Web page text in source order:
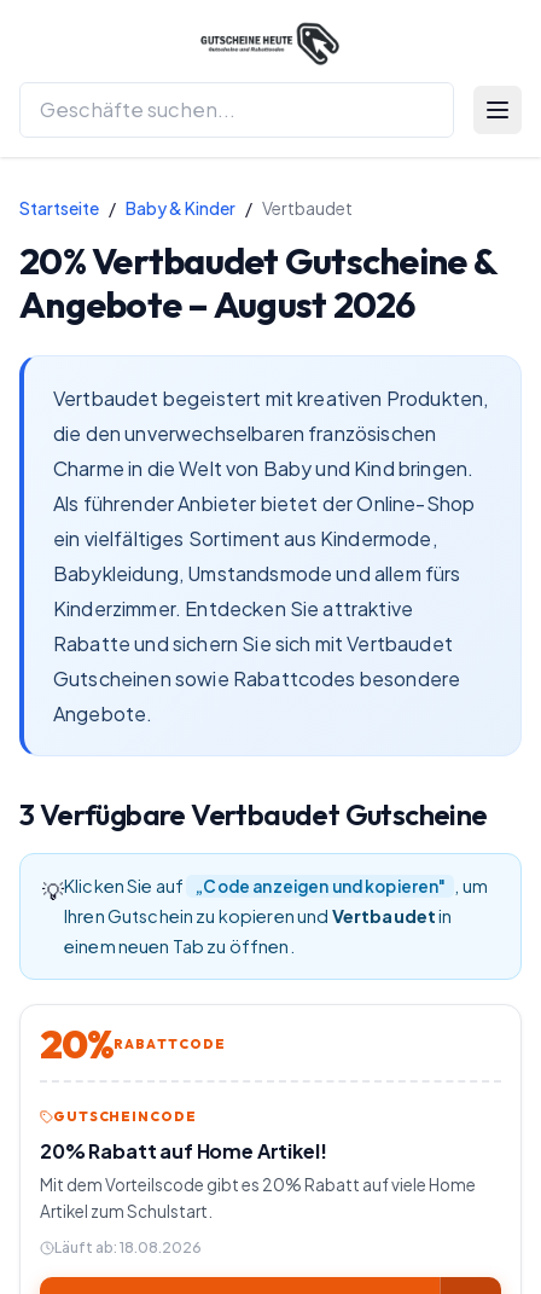
Startseite / Baby & Kinder / Vertbaudet
20%VertbaudetGutscheine &
Angebote –August 2026
Vertbaudet begeistert mit kreativen Produkten,
die den unverwechselbaren französischen
Charme in die Welt von Baby und Kind bringen.
Als führender Anbieter bietet der Online-Shop
ein vielfältiges Sortiment aus Kindermode,
Babykleidung, Umstandsmode und allem fürs
Kinderzimmer. Entdecken Sie attraktive
Rabatte und sichern Sie sich mit Vertbaudet
Gutscheinen sowie Rabattcodes besondere
Angebote.
3VerfügbareVertbaudet Gutscheine
💡Klicken Sie auf „Code anzeigen und kopieren"
, um
Ihren Gutschein zu kopieren und Vertbaudetin
einem neuen Tab zu öffnen.
20%RABATTCODE
GUTSCHEINCODE
20% Rabatt auf Home Artikel!
Mit dem Vorteilscode gibt es 20% Rabatt auf viele Home
Artikel zum Schulstart.
Läuft ab: 18.08.2026